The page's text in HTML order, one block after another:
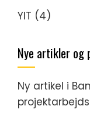
YIT (4)
Nye artikler og
Ny artikel i